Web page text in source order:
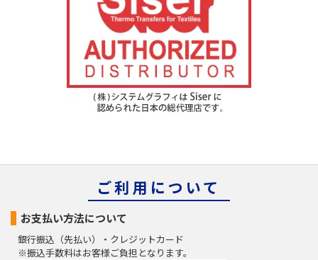
ご利用について
お支払い方法について
銀行振込（先払い）・クレジットカード
※振込手数料はお客様ご負担となります。